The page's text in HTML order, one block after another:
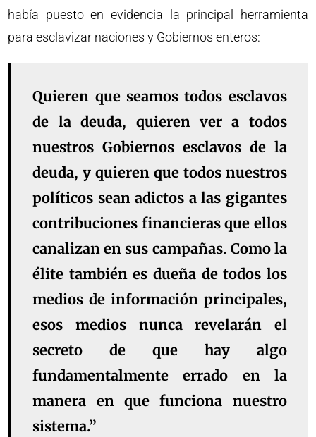
había puesto en evidencia la principal herramienta
para esclavizar naciones y Gobiernos enteros:
Quieren que seamos todos esclavos
de la deuda, quieren ver a todos
nuestros Gobiernos esclavos de la
deuda, y quieren que todos nuestros
políticos sean adictos a las gigantes
contribuciones financieras que ellos
canalizan en sus campañas. Como la
élite también es dueña de todos los
medios de información principales,
esos medios nunca revelarán el
secreto de que hay algo
fundamentalmente errado en la
manera en que funciona nuestro
sistema.”